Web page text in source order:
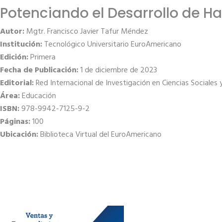
Potenciando el Desarrollo de
Autor:Mgtr. Francisco Javier Tafur Méndez
Institución:Tecnológico Universitario EuroAmericano
Edición:Primera
Fecha de Publicación:1 de diciembre de 2023
Editorial:Red Internacional de Investigación en Ciencias Sociales
Área:Educación
ISBN:978-9942-7125-9-2
Páginas:100
Ubicación:Biblioteca Virtual del EuroAmericano